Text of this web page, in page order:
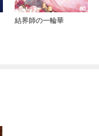
結界師の一輪華